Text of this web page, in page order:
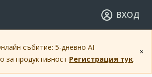
съдържание
ВХОД
×
събитие: 5-дневно AI
за продуктивност Регистрация тук.